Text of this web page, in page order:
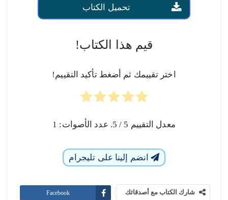
تحميل الكتاب
قيم هذا الكتاب!
اختر تقييمك ثم أضغط تأكيد التقييم!
معدل التقييم 5 / 5. عدد الأصوات: 1
انضم إلينا على تليجرام
شارك الكتاب مع أصدقائك Facebook